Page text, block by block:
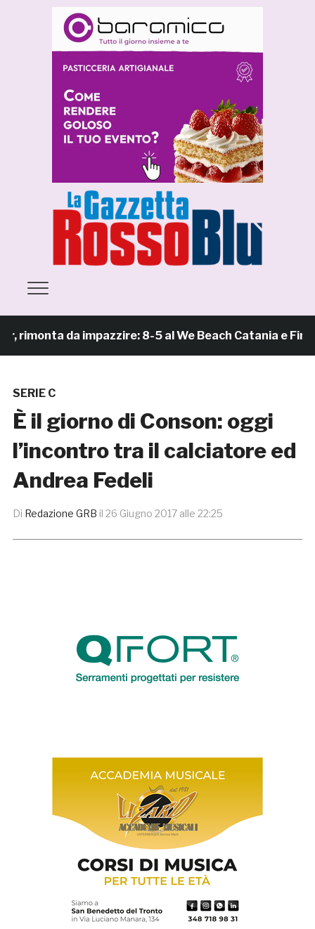
da impazzire: 8-5 al We Beach Catania e Finale
SERIE C
È il giorno di Conson: oggi
l’incontro tra il calciatore ed
Andrea Fedeli
Di Redazione GRB il 26 Giugno 2017 alle 22:25